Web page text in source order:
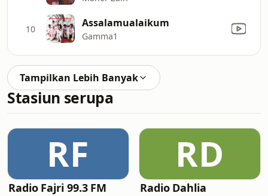
10 Assalamualaikum
Gamma1
Tampilkan Lebih Banyak
Stasiun serupa
RF
Radio Fajri 99.3 FM
RD
Radio Dahlia